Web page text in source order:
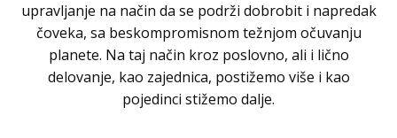
upravljanje na način da se podrži dobrobit i napredak
čoveka, sa beskompromisnom težnjom očuvanju
planete. Na taj način kroz poslovno, ali i lično
delovanje, kao zajednica, postižemo više i kao
pojedinci stižemo dalje.